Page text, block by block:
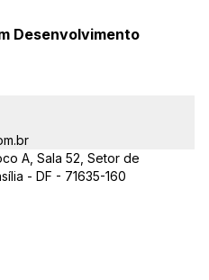
Desenvolvimento
A, Sala 52, Setor de
- DF - 71635-160